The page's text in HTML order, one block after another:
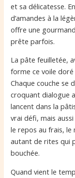
et sa délicatesse.
d’amandes à la
offre une
prête parfois.
La pâte feuilletée,
forme ce voile
Chaque couche se
croquant dialogue
lancent dans la
vrai défi, mais
le repos au frais,
autant de rites qui
bouchée.
Quand vient le